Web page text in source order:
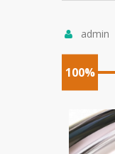
admin
100%